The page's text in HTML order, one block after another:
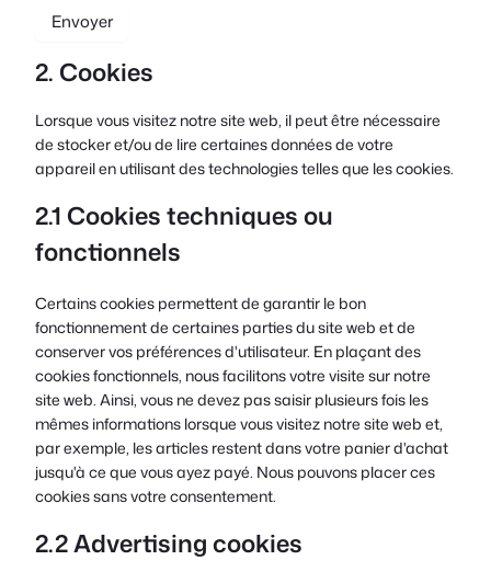
2. Cookies
Lorsque vous visitez notre site web, il peut être nécessaire
de stocker et/ou de lire certaines données de votre
appareil en utilisant des technologies telles que les cookies.
2.1 Cookies techniques ou
fonctionnels
Certains cookies permettent de garantir le bon
fonctionnement de certaines parties du site web et de
conserver vos préférences d'utilisateur. En plaçant des
cookies fonctionnels, nous facilitons votre visite sur notre
site web. Ainsi, vous ne devez pas saisir plusieurs fois les
mêmes informations lorsque vous visitez notre site web et,
par exemple, les articles restent dans votre panier d'achat
jusqu'à ce que vous ayez payé. Nous pouvons placer ces
cookies sans votre consentement.
2.2 Advertising cookies